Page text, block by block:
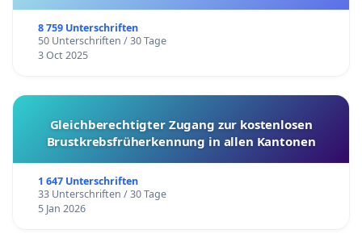
8 759 Unterschriften
50 Unterschriften / 30 Tage
3 Oct 2025
Gleichberechtigter Zugang zur kostenlosen
Brustkrebsfrüherkennung in allen Kantonen
1 647 Unterschriften
33 Unterschriften / 30 Tage
5 Jan 2026